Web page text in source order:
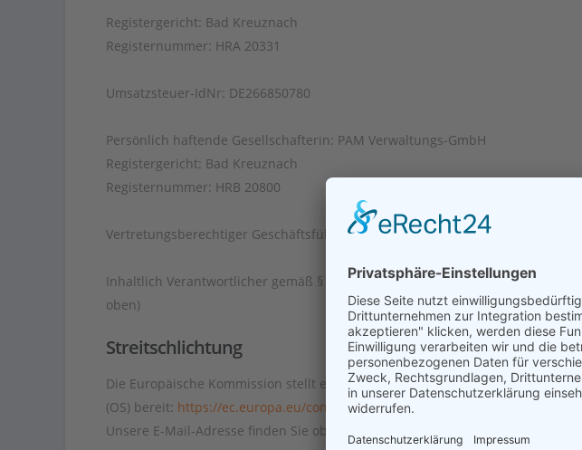
Registergericht: Bad Kreuznach
Registernummer: HRA 20331
Umsatzsteuer-IdNr: DE266850780
Persönlich haftende Gesellschafterin: PAM Verwaltungs-GmbH
Registergericht: Bad Kreuznach
Registernummer: HRB 20800
Vertretungsberechtiger Geschäftsführer: Kurt Schüller
Inhaltlich Verantwortlicher gemäß § 55 Abs. 2 RStV: Kurt Schüller (Anschrift wie
oben)
Streitschlichtung
Die Europäische Kommission stellt eine Plattform zur Online-Streitbeilegung
(OS) bereit: https://ec.europa.eu/consumers/odr.
Unsere E-Mail-Adresse finden Sie oben im Impressum.